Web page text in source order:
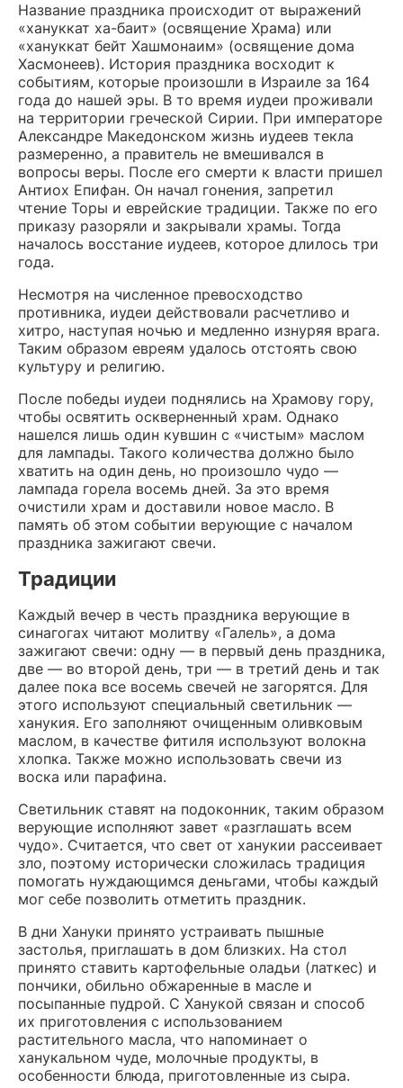
Название праздника происходит от выражений
«хануккат ха-баит» (освящение Храма) или
«хануккат бейт Хашмонаим» (освящение дома
Хасмонеев). История праздника восходит к
событиям, которые произошли в Израиле за 164
года до нашей эры. В то время иудеи проживали
на территории греческой Сирии. При императоре
Александре Македонском жизнь иудеев текла
размеренно, а правитель не вмешивался в
вопросы веры. После его смерти к власти пришел
Антиох Епифан. Он начал гонения, запретил
чтение Торы и еврейские традиции. Также по его
приказу разоряли и закрывали храмы. Тогда
началось восстание иудеев, которое длилось три
года.
Несмотря на численное превосходство
противника, иудеи действовали расчетливо и
хитро, наступая ночью и медленно изнуряя врага.
Таким образом евреям удалось отстоять свою
культуру и религию.
После победы иудеи поднялись на Храмову гору,
чтобы освятить оскверненный храм. Однако
нашелся лишь один кувшин с «чистым» маслом
для лампады. Такого количества должно было
хватить на один день, но произошло чудо —
лампада горела восемь дней. За это время
очистили храм и доставили новое масло. В
память об этом событии верующие с началом
праздника зажигают свечи.
Традиции
Каждый вечер в честь праздника верующие в
синагогах читают молитву «Галель», а дома
зажигают свечи: одну — в первый день праздника,
две — во второй день, три — в третий день и так
далее пока все восемь свечей не загорятся. Для
этого используют специальный светильник —
ханукия. Его заполняют очищенным оливковым
маслом, в качестве фитиля используют волокна
хлопка. Также можно использовать свечи из
воска или парафина.
Светильник ставят на подоконник, таким образом
верующие исполняют завет «разглашать всем
чудо». Считается, что свет от ханукии рассеивает
зло, поэтому исторически сложилась традиция
помогать нуждающимся деньгами, чтобы каждый
мог себе позволить отметить праздник.
В дни Хануки принято устраивать пышные
застолья, приглашать в дом близких. На стол
принято ставить картофельные оладьи (латкес) и
пончики, обильно обжаренные в масле и
посыпанные пудрой. С Ханукой связан и способ
их приготовления с использованием
растительного масла, что напоминает о
ханукальном чуде, молочные продукты, в
особенности блюда, приготовленные из сыра.